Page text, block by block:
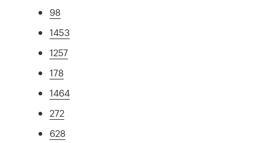
98
1453
1257
178
1464
272
628